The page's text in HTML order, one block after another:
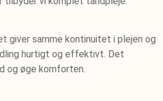
giver samme kontinuitet i plejen og
hurtigt og effektivt. Det
og øge komforten.